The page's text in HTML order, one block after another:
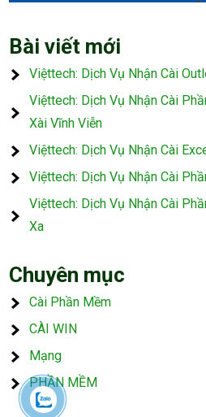
Bài viết mới
Việttech: Dịch Vụ Nhận Cài
Việttech: Dịch Vụ Nhận Cài
Xài Vĩnh Viễn
Việttech: Dịch Vụ Nhận Cài
Việttech: Dịch Vụ Nhận Cài
Việttech: Dịch Vụ Nhận Cài
Xa
Chuyên mục
Cài Phần Mềm
CÀI WIN
Mạng
PHẦN MỀM